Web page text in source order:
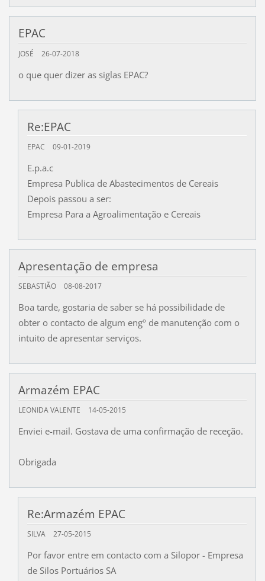
EPAC
JOSÉ 26-07-2018
o que quer dizer as siglas EPAC?
Re:EPAC
EPAC 09-01-2019
E.p.a.c
Empresa Publica de Abastecimentos de Cereais
Depois passou a ser:
Empresa Para a Agroalimentação e Cereais
Apresentação de empresa
SEBASTIÃO 08-08-2017
Boa tarde, gostaria de saber se há possibilidade de
obter o contacto de algum engº de manutenção com o
intuito de apresentar serviços.
Armazém EPAC
LEONIDA VALENTE 14-05-2015
Enviei e-mail. Gostava de uma confirmação de receção.
Obrigada
Re:Armazém EPAC
SILVA 27-05-2015
Por favor entre em contacto com a Silopor - Empresa
de Silos Portuários SA